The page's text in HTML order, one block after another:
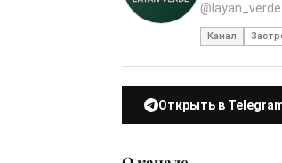
@layan_verde
Канал
Открыть в